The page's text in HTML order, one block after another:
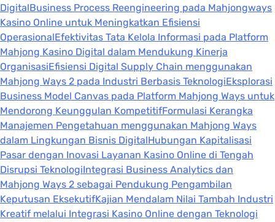
DigitalBusiness Process Reengineering pada Mahjongways
Kasino Online untuk Meningkatkan Efisiensi
OperasionalEfektivitas Tata Kelola Informasi pada Platform
Mahjong Kasino Digital dalam Mendukung Kinerja
OrganisasiEfisiensi Digital Supply Chain menggunakan
Mahjong Ways 2 pada Industri Berbasis TeknologiEksplorasi
Business Model Canvas pada Platform Mahjong Ways untuk
Mendorong Keunggulan KompetitifFormulasi Kerangka
Manajemen Pengetahuan menggunakan Mahjong Ways
dalam Lingkungan Bisnis DigitalHubungan Kapitalisasi
Pasar dengan Inovasi Layanan Kasino Online di Tengah
Disrupsi TeknologiIntegrasi Business Analytics dan
Mahjong Ways 2 sebagai Pendukung Pengambilan
Keputusan EksekutifKajian Mendalam Nilai Tambah Industri
Kreatif melalui Integrasi Kasino Online dengan Teknologi